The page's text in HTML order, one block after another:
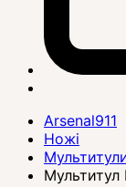
Arsenal911
Ножі
Мультитул